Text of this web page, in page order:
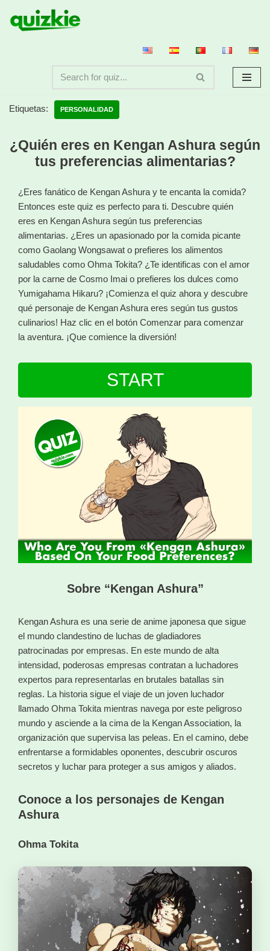
Saltar
Etiquetas: PERSONALIDAD
¿Quién eres en Kengan Ashura según
tus preferencias alimentarias?
¿Eres fanático de Kengan Ashura y te encanta la comida?
Entonces este quiz es perfecto para ti. Descubre quién
eres en Kengan Ashura según tus preferencias
alimentarias. ¿Eres un apasionado por la comida picante
como Gaolang Wongsawat o prefieres los alimentos
saludables como Ohma Tokita? ¿Te identificas con el amor
por la carne de Cosmo Imai o prefieres los dulces como
Yumigahama Hikaru? ¡Comienza el quiz ahora y descubre
qué personaje de Kengan Ashura eres según tus gustos
culinarios! Haz clic en el botón Comenzar para comenzar
la aventura. ¡Que comience la diversión!
START
Sobre “Kengan Ashura”
Kengan Ashura es una serie de anime japonesa que sigue
el mundo clandestino de luchas de gladiadores
patrocinadas por empresas. En este mundo de alta
intensidad, poderosas empresas contratan a luchadores
expertos para representarlas en brutales batallas sin
reglas. La historia sigue el viaje de un joven luchador
llamado Ohma Tokita mientras navega por este peligroso
mundo y asciende a la cima de la Kengan Association, la
organización que supervisa las peleas. En el camino, debe
enfrentarse a formidables oponentes, descubrir oscuros
secretos y luchar para proteger a sus amigos y aliados.
Conoce a los personajes de Kengan
Ashura
Ohma Tokita